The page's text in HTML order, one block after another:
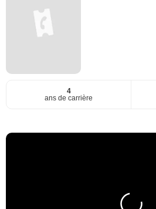
4
ans de carrière